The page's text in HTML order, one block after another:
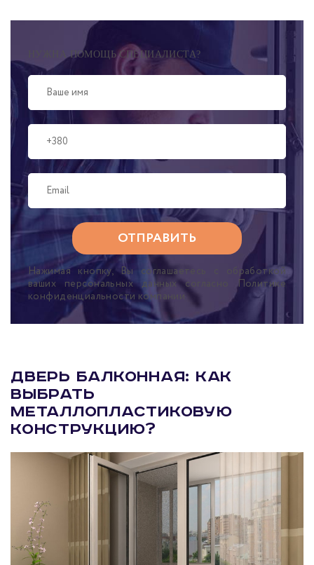
НУЖНА ПОМОЩЬ СПЕЦИАЛИСТА?
Нажимая кнопку, Вы соглашаетесь с обработкой
ваших персональных данных согласно Политике
конфиденциальности компании
Дверь балконная: как
выбрать
металлопластиковую
конструкцию?